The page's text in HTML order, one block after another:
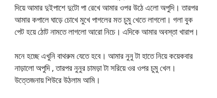
দিয়ে আমার দুইপাশে দুটো পা রেখে আমার ওপর উঠে এলো অপুদি। তারপর
আমার কপালে ঘাড়ে চোখে মুখে পাগলের মত চুমু খেতে লাগলো। গলা বুক
পেট হয়ে ঠোট নামতে লাগলো আরো নিচে। এদিকে আমার অবস্তা খারাপ।
মনে হচ্ছে এখুনি বাথরুম যেতে হবে। আমার নুনু টা হাতে নিয়ে কয়েকবার
নাড়ালো অপুদি , তারপর নুনুর চামড়া টা সরিয়ে ওর ওপর চুমু খেল।
উত্তেজনায় শিউরে উঠলাম আমি।